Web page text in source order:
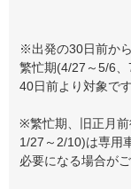
※出発の30日前か
繁忙期(4/27～5/6
40日前より対象です
※繁忙期、旧正月前
1/27～2/10)は専用
必要になる場合がご